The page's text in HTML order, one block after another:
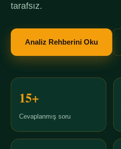
tarafsız.
Analiz Rehberini Oku
15+
Cevaplanmış soru